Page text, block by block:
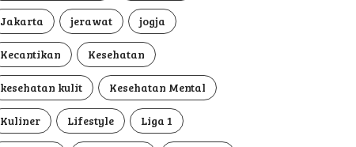
Jakarta jerawat jogja
Kecantikan Kesehatan
kesehatan kulit Kesehatan Mental
Kuliner Lifestyle Liga 1